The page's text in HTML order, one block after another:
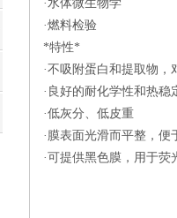
·水体微生物学
·燃料检验
*特性*
·不吸附蛋白和提取物，
·良好的耐化学性和热
·低灰分、低皮重
·膜表面光滑而平整，
·可提供黑色膜，用于